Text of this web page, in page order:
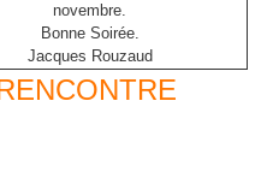
novembre.
Bonne Soirée.
Jacques Rouzaud